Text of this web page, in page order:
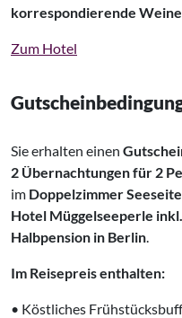
korrespondierende Weine
Zum Hotel
Sie erhalten einen
2 Übernachtungen für 2
im Doppelzimmer Seeseite
Hotel Müggelseeperle inkl.
Halbpension in Berlin
Im Reisepreis enthalten:
• Köstliches